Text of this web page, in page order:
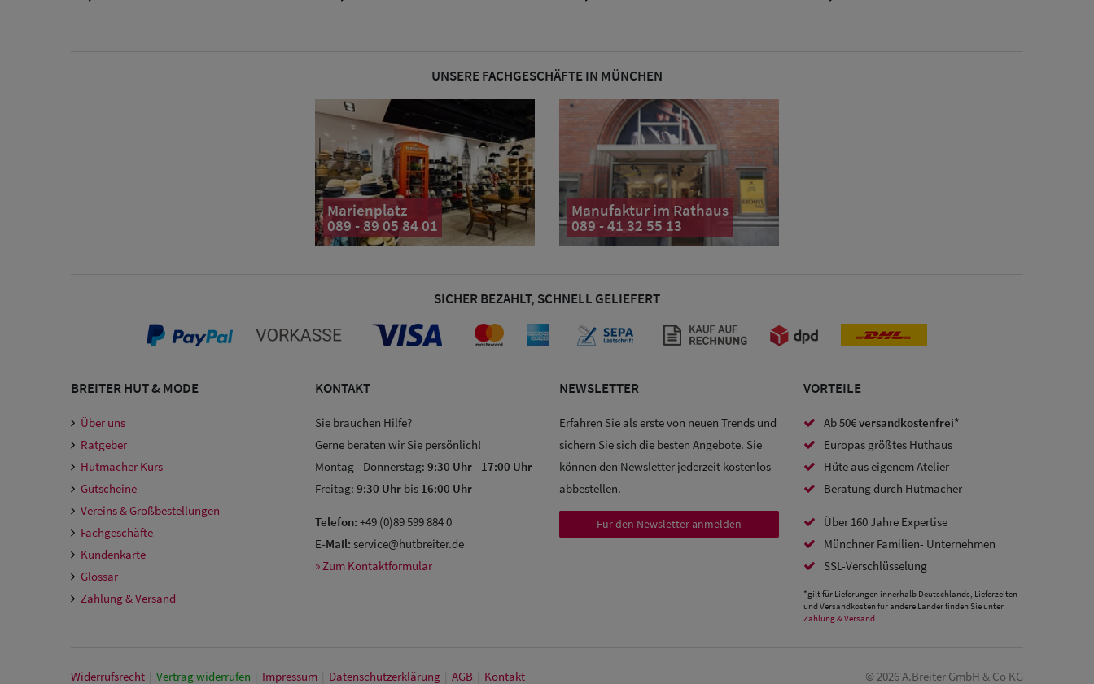
UNSERE FACHGESCHÄFTE IN MÜNCHEN
Marienplatz
089 - 89 05 84 01
Manufaktur im Rathaus
089 - 41 32 55 13
SICHER BEZAHLT, SCHNELL GELIEFERT
BREITER HUT & MODE
Über uns
Ratgeber
Hutmacher Kurs
Gutscheine
Vereins & Großbestellungen
Fachgeschäfte
Kundenkarte
Glossar
Zahlung & Versand
KONTAKT
Sie brauchen Hilfe?
Gerne beraten wir Sie persönlich!
Montag - Donnerstag: 9:30 Uhr- 17:00 Uhr
Freitag: 9:30 Uhr bis 16:00 Uhr
Telefon: +49 (0)89 599 884 0
E-Mail: service@hutbreiter.de
» Zum Kontaktformular
NEWSLETTER
Erfahren Sie als erste von neuen Trends und
sichern Sie sich die besten Angebote. Sie
können den Newsletter jederzeit kostenlos
abbestellen.
Für den Newsletter anmelden
VORTEILE
Ab 50€versandkostenfrei*
Europas größtes Huthaus
Hüte aus eigenem Atelier
Beratung durch Hutmacher
Über 160 Jahre Expertise
Münchner Familien- Unternehmen
SSL-Verschlüsselung
*gilt für Lieferungen innerhalb Deutschlands, Lieferzeiten
und Versandkosten für andere Länder finden Sie unter
Zahlung & Versand
Widerrufs­recht Vertrag widerrufen Impressum Daten­schutz­erklärung AGB Kontakt © 2026 A.Breiter GmbH & Co KG